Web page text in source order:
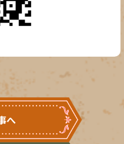
へ